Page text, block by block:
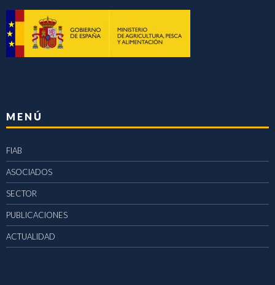
MENÚ
FIAB
ASOCIADOS
SECTOR
PUBLICACIONES
ACTUALIDAD